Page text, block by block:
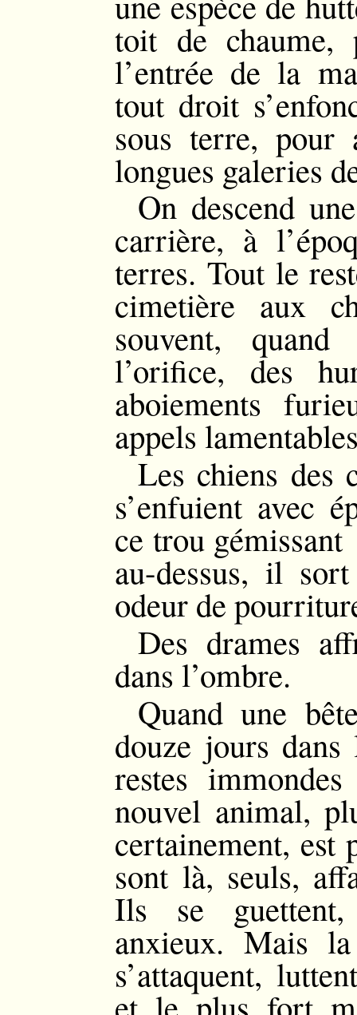
toit de chaume,
l’entrée de la
tout droit
sous terre, pour
longues galeries
On descend
carrière, à
terres. Tout le
cimetière aux
souvent,
l’orifice, des
aboiements
appels
Les chiens des
s’enfuient avec
ce trou gémissant
au-dessus, il
odeur de
Des drames
dans l’ombre.
Quand une
douze jours
restes
nouvel animal,
certainement,
sont là, seuls,
Ils se
anxieux. Mais
s’attaquent,
et le plus fort